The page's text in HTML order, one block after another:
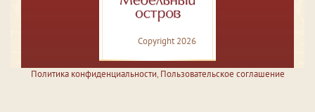
Copyright 2026
Политика конфиденциальности, Пользовательское соглашение